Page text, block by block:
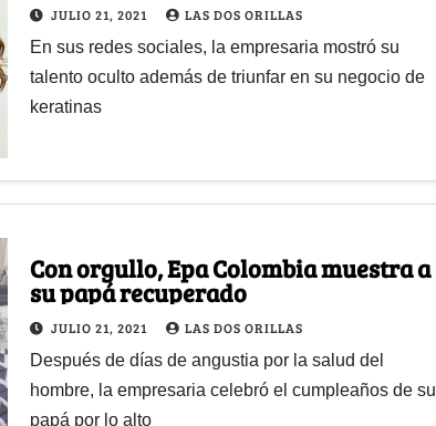
JULIO 21, 2021 LAS DOS ORILLAS
En sus redes sociales, la empresaria mostró su
talento oculto además de triunfar en su negocio de
keratinas
Con orgullo, Epa Colombia muestra a
su papá recuperado
JULIO 21, 2021 LAS DOS ORILLAS
Después de días de angustia por la salud del
hombre, la empresaria celebró el cumpleaños de su
papá por lo alto